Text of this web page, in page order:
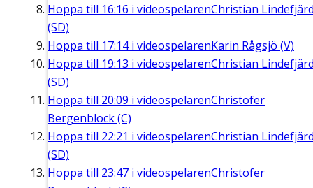
Hoppa till 16:16 i videospelarenChristian
(SD)
Hoppa till 17:14i videospelarenKarin Rågsjö (V)
Hoppa till 19:13 i videospelarenChristian
(SD)
Hoppa till 20:09 i videospelarenChristofer
Bergenblock (C)
Hoppa till 22:21 i videospelarenChristian
(SD)
Hoppa till 23:47 i videospelarenChristofer